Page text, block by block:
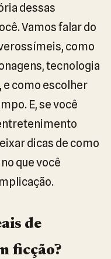
dessas
Vamos falar do
como
tecnologia
e como escolher
E, se você
dicas de como
que você
de
ficção?